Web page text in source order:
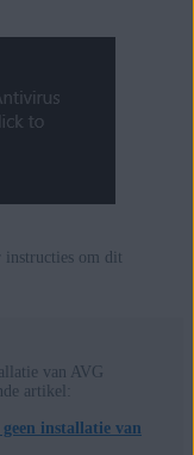
/ Education
/ Education –
64-bits
64-bits
Rollup
instructies om dit
van AVG
artikel:
installatie van